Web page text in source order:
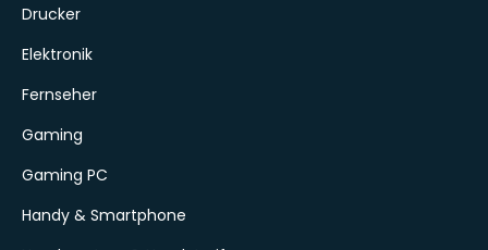
Drucker
Elektronik
Fernseher
Gaming
Gaming PC
Handy & Smartphone